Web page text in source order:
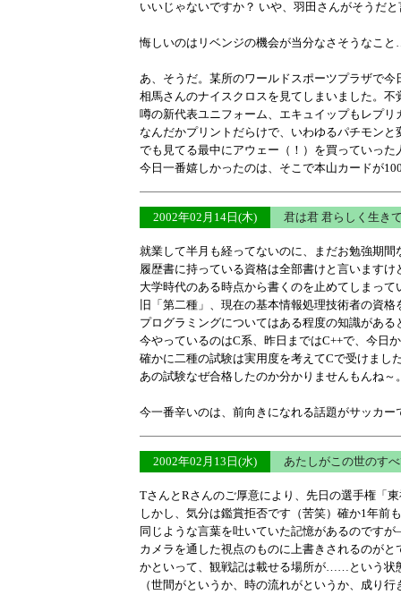
いいじゃないですか？ いや、羽田さんがそうだ
悔しいのはリベンジの機会が当分なさそうなこ
あ、そうだ。某所のワールドスポーツプラザで今
相馬さんのナイスクロスを見てしまいました。
噂の新代表ユニフォーム、エキュイップもレプリ
なんだかプリントだらけで、いわゆるパチモン
でも見てる最中にアウェー（！）を買っていっ
今日一番嬉しかったのは、そこで本山カードが
2002年02月14日(木) 君は君 君らしく生き
就業して半月も経ってないのに、まだお勉強期
履歴書に持っている資格は全部書けと言います
大学時代のある時点から書くのを止めてしまって
旧「第二種」、現在の基本情報処理技術者の資
プログラミングについてはある程度の知識があ
今やっているのはC系、昨日まではC++で、今日
確かに二種の試験は実用度を考えてCで受けまし
あの試験なぜ合格したのか分かりませんもんね
今一番辛いのは、前向きになれる話題がサッカー
2002年02月13日(水) あたしがこの世のす
TさんとRさんのご厚意により、先日の選手権「
しかし、気分は鑑賞拒否です（苦笑）確か1年前
同じような言葉を吐いていた記憶があるのです
カメラを通した視点のものに上書きされるのがと
かといって、観戦記は載せる場所が……という状
（世間がというか、時の流れがというか、成り